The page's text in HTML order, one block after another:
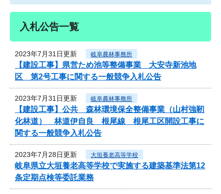
入札公告一覧
2023年7月31日更新 岐阜農林事務所
【建設工事】県営ため池等整備事業 大安寺新池地
区 第2号工事に関する一般競争入札公告
2023年7月31日更新 岐阜農林事務所
【建設工事】公共 森林環境保全整備事業（山村強靭
化林道） 林道伊自良 根尾線 根尾工区開設工事に
関する一般競争入札公告
2023年7月28日更新 大垣養老高等学校
岐阜県立大垣養老高等学校で実施する建築基準法第12
条定期点検等委託業務